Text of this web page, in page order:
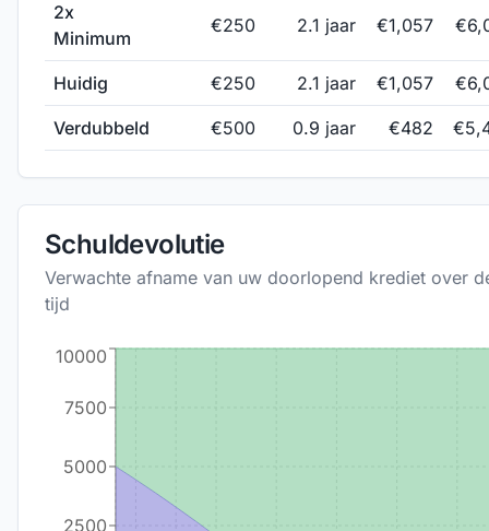
2x
Minimum
€250 2.1 jaar €1,057
Huidig €250 2.1 jaar €1,057
Verdubbeld €500 0.9 jaar €482
Schuldevolutie
Verwachte afname van uw doorlopend krediet over
tijd
2500
5000
7500
10000